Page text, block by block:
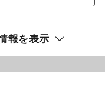
報を表示